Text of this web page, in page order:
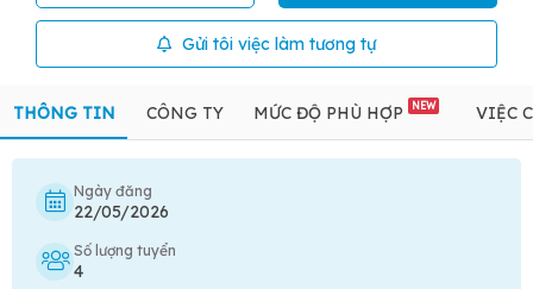
Gửi tôi việc làm tương tự
THÔNG TIN CÔNG TY MỨC ĐỘ PHÙ HỢP NEW VIỆC
Ngày đăng
22/05/2026
Số lượng tuyển
4